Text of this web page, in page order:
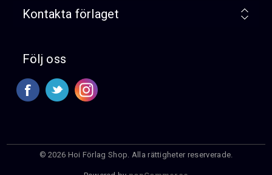
Kontakta förlaget
Följ oss
© 2026 Hoi Förlag Shop. Alla rättigheter reserverade.